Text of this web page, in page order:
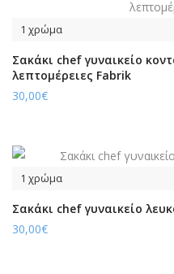
1 χρώμα
Σακάκι chef γυναικείο
λεπτομέρειες Fabrik
30,00€
1 χρώμα
Σακάκι chef γυναικείο
30,00€